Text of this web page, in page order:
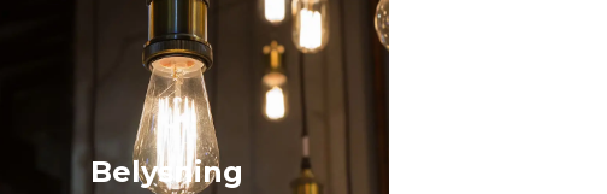
Belysning